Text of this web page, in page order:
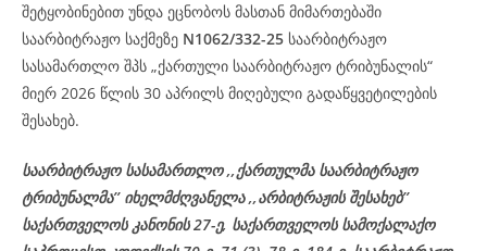
შეტყობინებით უნდა ეცნობოს მასთან მიმართებაში
საარბიტრაჟო საქმეზე N1062/332-25 საარბიტრაჟო
სასამართლო შპს „ქართული საარბიტრაჟო ტრიბუნალის“
მიერ 2026 წლის 30 აპრილს მიღებული გადაწყვეტილების
შესახებ.
საარბიტრაჟო სასამართლო ,,ქართულმა საარბიტრაჟო
ტრიბუნალმა’’ იხელმძღვანელა ,,არბიტრაჟის შესახებ’’
საქართველოს კანონის 27-ე, საქართველოს სამოქალაქო